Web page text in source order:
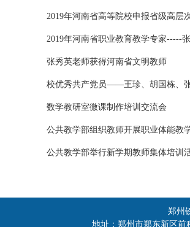
2019年河南省高等院校申报省级高层
2019年河南省职业教育教学专家-----
张秀英老师获得河南省文明教师
校优秀共产党员——王珍、胡国栋、
数学教研室微课制作培训交流会
公共教学部组织教师开展职业体能教
公共教学部举行新学期教师集体培训
郑州
地址：郑州市郑东新区